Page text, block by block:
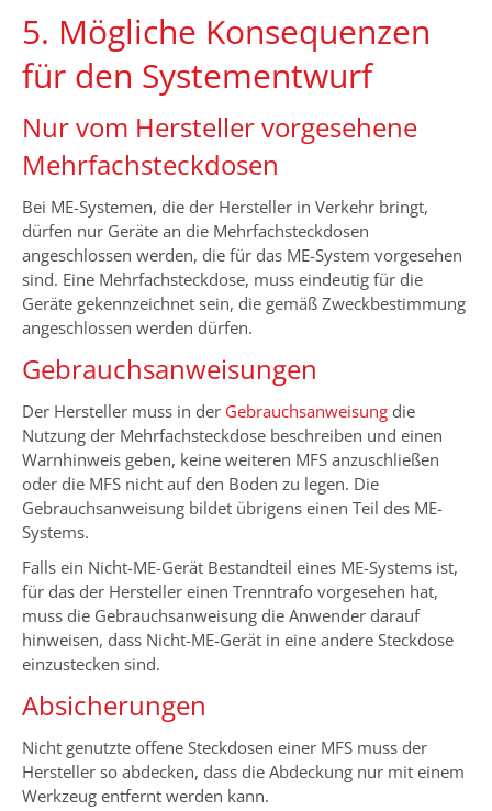
5. Mögliche Konsequenzen
für den Systementwurf
Nur vom Hersteller vorgesehene
Mehrfachsteckdosen
Bei ME-Systemen, die der Hersteller in Verkehr bringt,
dürfen nur Geräte an die Mehrfachsteckdosen
angeschlossen werden, die für das ME-System vorgesehen
sind. Eine Mehrfachsteckdose, muss eindeutig für die
Geräte gekennzeichnet sein, die gemäß Zweckbestimmung
angeschlossen werden dürfen.
Gebrauchsanweisungen
Der Hersteller muss in der Gebrauchsanweisung die
Nutzung der Mehrfachsteckdose beschreiben und einen
Warnhinweis geben, keine weiteren MFS anzuschließen
oder die MFS nicht auf den Boden zu legen. Die
Gebrauchsanweisung bildet übrigens einen Teil des ME-
Systems.
Falls ein Nicht-ME-Gerät Bestandteil eines ME-Systems ist,
für das der Hersteller einen Trenntrafo vorgesehen hat,
muss die Gebrauchsanweisung die Anwender darauf
hinweisen, dass Nicht-ME-Gerät in eine andere Steckdose
einzustecken sind.
Absicherungen
Nicht genutzte offene Steckdosen einer MFS muss der
Hersteller so abdecken, dass die Abdeckung nur mit einem
Werkzeug entfernt werden kann.